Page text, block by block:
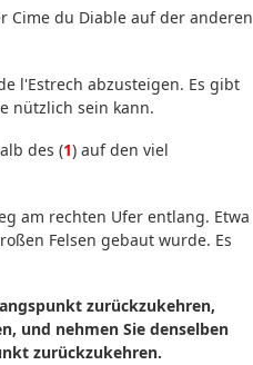
Cime du Diable auf der anderen
l'Estrech abzusteigen. Es gibt
nützlich sein kann.
des (1) auf den viel
am rechten Ufer entlang. Etwa
Felsen gebaut wurde. Es
zurückzukehren,
und nehmen Sie denselben
zurückzukehren.